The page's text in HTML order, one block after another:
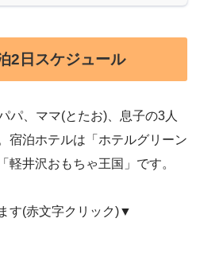
2日スケジュール
パ、ママ(とたお)、息子の3人
宿泊ホテルは「ホテルグリーン
軽井沢おもちゃ王国」です。
す(赤文字クリック)▼